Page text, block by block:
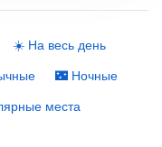
☀️ На весь день
🌃 Ночные
места